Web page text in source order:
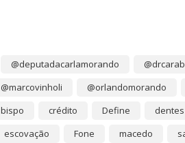
@deputadacarlamorando
@marcovinholi
@orlandomorando
bispo crédito Define
dentes
escovação Fone macedo